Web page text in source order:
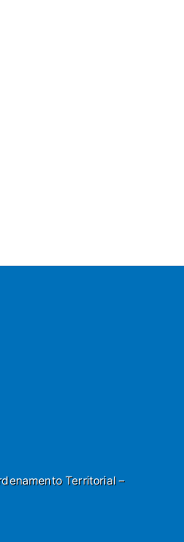
Territorial –